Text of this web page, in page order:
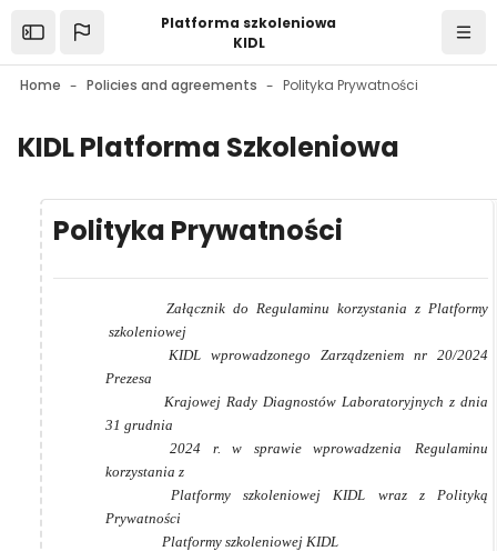
Platforma szkoleniowa
KIDL
Open the sidebar
Home Policies and agreements Polityka Prywatności
KIDL Platforma Szkoleniowa
Polityka Prywatności
Załącznik do Regulaminu korzystania z Platformy
szkoleniowej
KIDL wprowadzonego Zarządzeniem nr 20/2024
Prezesa
Krajowej Rady Diagnostów Laboratoryjnych z dnia
31 grudnia
2024 r. w sprawie wprowadzenia
Regulaminu
korzystania z
Platformy szkoleniowej KIDL wraz z Polityką
Prywatności
Platformy szkoleniowej KIDL